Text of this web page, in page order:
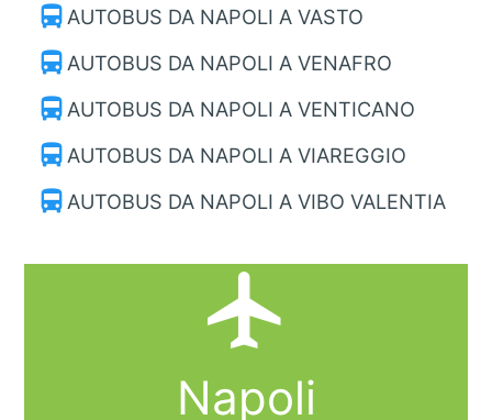
directions_bus AUTOBUS DA NAPOLI A VASTO
directions_bus AUTOBUS DA NAPOLI A VENAFRO
directions_bus AUTOBUS DA NAPOLI A VENTICANO
directions_bus AUTOBUS DA NAPOLI A VIAREGGIO
directions_bus AUTOBUS DA NAPOLI A VIBO VALENTIA
local_airport
Napoli